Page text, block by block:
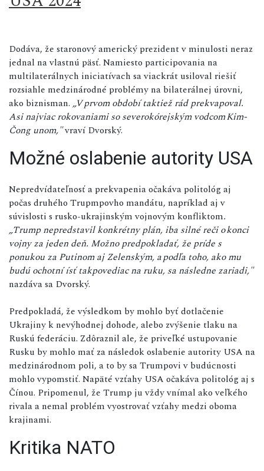
Dodáva, že staronový americký prezident v minulosti neraz
jednal na vlastnú päsť. Namiesto participovania na
multilaterálnych iniciatívach sa viackrát usiloval riešiť
rozsiahle medzinárodné problémy na bilaterálnej úrovni,
ako biznisman. „V prvom období taktiež rád prekvapoval.
Asi najviac rokovaniami so severokórejským vodcom Kim-
Čong unom,"vraví Dvorský.
Možné oslabenie autority USA
Nepredvídateľnosť a prekvapenia očakáva politológ aj
počas druhého Trupmpovho mandátu, napríklad aj v
súvislosti s rusko-ukrajinským vojnovým konfliktom.
„Trump nepredstavil konkrétny plán, iba silné reči o konci
vojny za jeden deň. Možno predpokladať, že príde s
ponukou za Putinom aj Zelenským, a podľa toho, ako mu
budú ochotní ísť takpovediac na ruku, sa následne zariadi,"
nazdáva sa Dvorský.
Predpokladá, že výsledkom by mohlo byť dotlačenie
Ukrajiny k nevýhodnej dohode, alebo zvýšenie tlaku na
Ruskú federáciu. Zdôraznil ale, že priveľké ustupovanie
Rusku by mohlo mať za následok oslabenie autority USA na
medzinárodnom poli, a to by sa Trumpovi v budúcnosti
mohlo vypomstiť. Napäté vzťahy USA očakáva politológ aj s
Čínou. Pripomenul, že Trump ju vždy vnímal ako veľkého
rivala a nemal problém vyostrovať vzťahy medzi oboma
krajinami.
Kritika NATO